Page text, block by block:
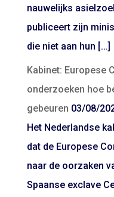
nauwelijks
publiceert zijn
die niet aan hun […]
Kabinet: Europese
onderzoeken hoe
gebeuren 03/08/
Het Nederlandse
dat de Europese
naar de oorzaken
Spaanse exclave